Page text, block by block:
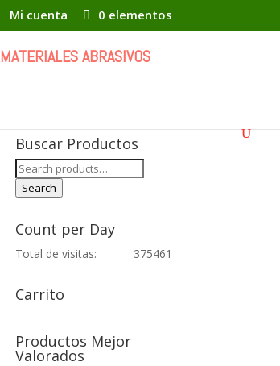
Mi cuenta 0 elementos
MATERIALES ABRASIVOS
Buscar Productos
Search
for:
Search
Count per Day
375461
Total de visitas:
Carrito
Productos Mejor
Valorados